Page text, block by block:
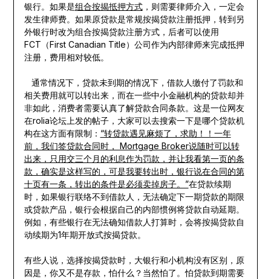
银行。如果是组合按揭抵押方式，则需要律师介入，一定会
发生律师费。如果原贷款是常规按揭贷款注册抵押，转到另
外银行时改为组合按揭贷款注册方式，后者可以使用
FCT（First Canadian Title）公司作为内部律师来完成抵押
注册，费用相对较低。
通常情况下，贷款未到期的情况下，借款人缴付了罚款和
相关费用就可以转出来，而在一些中小金融机构的贷款却并
非如此，消费者需要认真了解贷款合同条款。这是一位网友
在rolia论坛上发的帖子，大家可以去搜索一下是哪个贷款机
构在这方面有限制： “转贷款遇见麻烦了，求助！！一年
前，我们签贷款合同时， Mortgage Broker说随时可以转
出来，只用交三个月的利息作为罚款，并让我看第一页的条
款，确实是这样写的，可是我要转出时，银行说在合同的第
十页有一条，转出的条件是必须卖掉房子。”在贷款续期
时，如果银行联络不到借款人，无法确定下一期贷款的期限
或贷款产品，银行会根据自己的内部惯例将贷款自动延期。
例如，有些银行在无法确知借款人打算时，会将按揭贷款自
动续期为1年期开放式按揭贷款。
有些人说，选择按揭贷款时，大银行和小机构没有区别，原
因是，你又不是存款，怕什么？当然怕了。怕贷款到期需要